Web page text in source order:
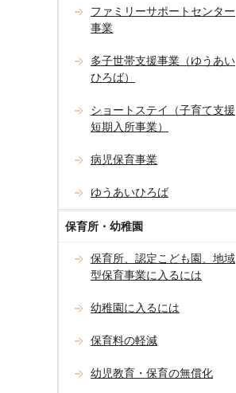
ファミリーサポートセンター
事業
多子世帯支援事業（ゆうあい
ひろば）
ショートステイ（子育て支援
短期入所事業）
病児保育事業
ゆうあいひろば
保育所・幼稚園
保育所、認定こども園、地域
型保育事業に入るには
幼稚園に入るには
保育料の軽減
幼児教育・保育の無償化